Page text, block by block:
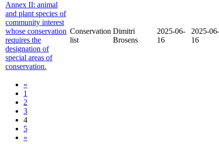
Annex II: animal
and plant species of
community interest
whose conservation
requires the
designation of
special areas of
conservation.
Conservation
list
Dimitri
Brosens
2025-06-
16
2025-06-
16
«
1
2
3
4
5
»